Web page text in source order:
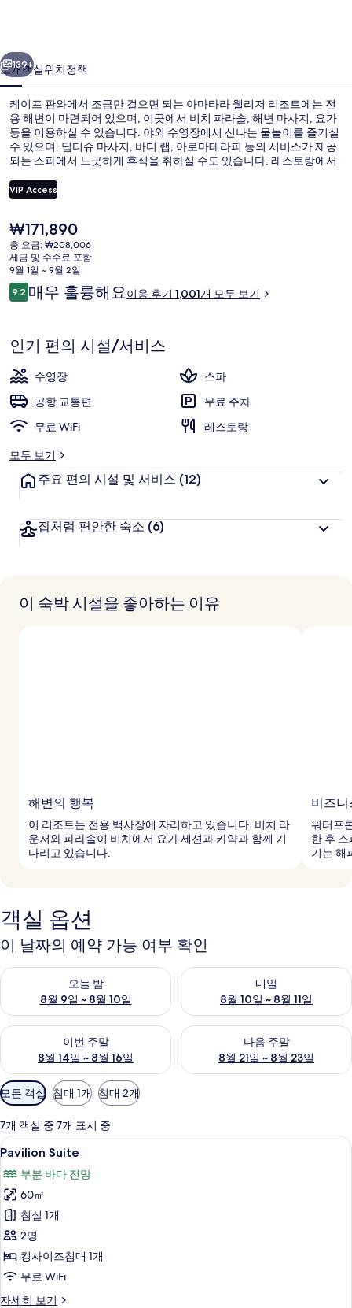
리
조
트
의
사
진
러
리
다음
139+
소개객실위치정책
케이프 판와에서 조금만 걸으면 되는 아마타라 웰리저 리조트에는 전
용 해변이 마련되어 있으며, 이곳에서 비치 파라솔, 해변 마사지, 요가
등을 이용하실 수 있습니다. 야외 수영장에서 신나는 물놀이를 즐기실
수 있으며, 딥티슈 마사지, 바디 랩, 아로마테라피 등의 서비스가 제공
되는 스파에서 느긋하게 휴식을 취하실 수도 있습니다. 레스토랑에서
기에 좋습니다. 이 럭셔리 리조트에는 루프탑 테라스, 무료 키즈 클럽
및 비치 바도 마련되어 있습니다. 많은 분들이 이곳의 친절한 고객 서
VIP Access
현
재
가
격
은
₩171,890
₩171,890
총 요금: ₩208,006
세금 및 수수료 포함
9월 1일 ~ 9월 2일
이
용
기
9.210점 만점 중 9.2점.
매우 훌륭해요이용 후기 1,001개 모두 보기
인기 편의 시설/서비스
수영장
스파
공항 교통편
무료 주차
무료 WiFi
레스토랑
모두 보기
주요 편의 시설 및 서비스 (12)
집처럼 편안한 숙소 (6)
이 숙박 시설을 좋아하는 이유
해변의 행복
이 리조트는 전용 백사장에 자리하고 있습니다. 비치 라
운저와 파라솔이 비치에서 요가 세션과 카약과 함께 기
다리고 있습니다.
비즈
워터프
한 후
기는 해
객실 옵션
이 날짜의 예약 가능 여부 확인
오늘 밤
8월 9일 ~ 8월 10일
오늘 밤 예약 가능 여부 확인, 8월 9일 ~ 8월 10일
내일
8월 10일 ~ 8월 11일
내일 예약 가능 여부 확인, 8월
이번 주말
8월 14일 ~ 8월 16일
이번 주말 예약 가능 여부 확인, 8월 14일 ~ 8월 16일
다음 주말
8월 21일 ~ 8월 23일
다음 주말 예약 가능 여부 확인
객
실
에
사
용
가
능
한
필
터
모든 객실 침대 1개 침대 2개
7개 객실 중 7개 표시 중
Pavilion
Suite
사
진
모
두
보
기
6
Pavilion Suite
부분 바다 전망
60㎡
침실 1개
2명
킹사이즈침대 1개
무료 WiFi
자세히 보기
Pavilion